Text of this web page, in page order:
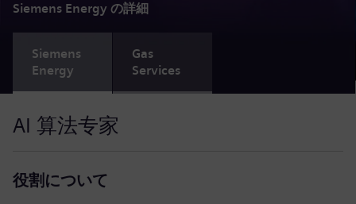
Siemens Energy の詳細
Siemens
Energy
Gas
Services
AI 算法专家
役割について